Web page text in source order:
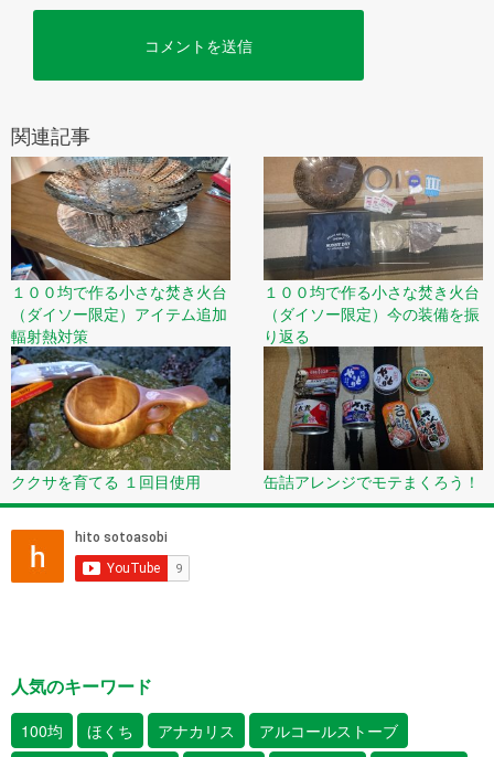
関連記事
１００均で作る小さな焚き火台
（ダイソー限定）アイテム追加
輻射熱対策
１００均で作る小さな焚き火台
（ダイソー限定）今の装備を振
り返る
ククサを育てる １回目使用 缶詰アレンジでモテまくろう！
人気のキーワード
100均 ほくち アナカリス
アルコールストーブ